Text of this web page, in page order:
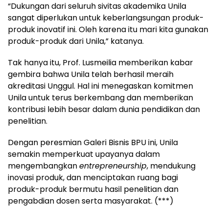
“Dukungan dari seluruh sivitas akademika Unila
sangat diperlukan untuk keberlangsungan produk-
produk inovatif ini. Oleh karena itu mari kita gunakan
produk-produk dari Unila,” katanya.
Tak hanya itu, Prof. Lusmeilia memberikan kabar
gembira bahwa Unila telah berhasil meraih
akreditasi Unggul. Hal ini menegaskan komitmen
Unila untuk terus berkembang dan memberikan
kontribusi lebih besar dalam dunia pendidikan dan
penelitian.
Dengan peresmian Galeri Bisnis BPU ini, Unila
semakin memperkuat upayanya dalam
mengembangkanentrepreneurship, mendukung
inovasi produk, dan menciptakan ruang bagi
produk-produk bermutu hasil penelitian dan
pengabdian dosen serta masyarakat. (***)